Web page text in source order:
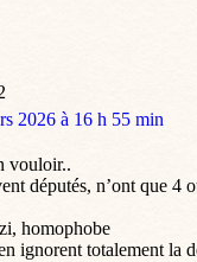
2026 à 16 h 55 min
vouloir..
députés, n’ont que 4
homophobe
ignorent totalement la